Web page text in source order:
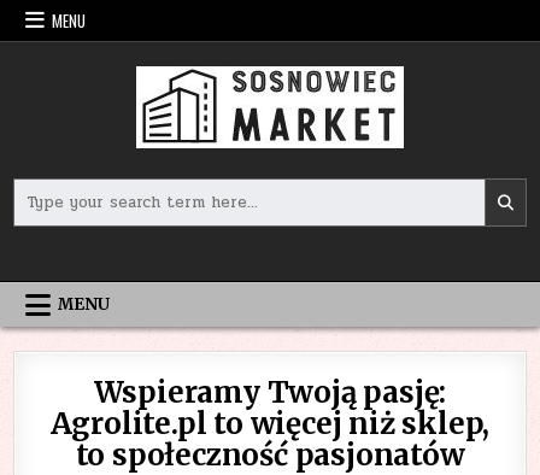
Skip
to
MENU
for:
MENU
Wspieramy Twoją pasję:
Agrolite.pl to więcej niż sklep,
to społeczność pasjonatów